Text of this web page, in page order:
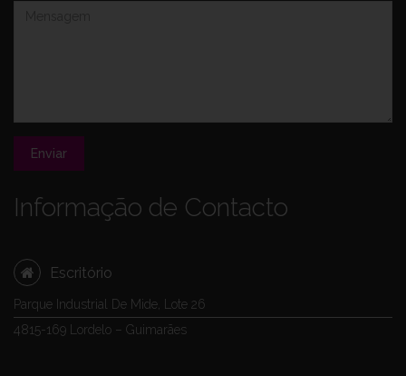
Enviar
Informação de Contacto
Escritório
Parque Industrial De Mide, Lote 26
4815-169 Lordelo – Guimarães